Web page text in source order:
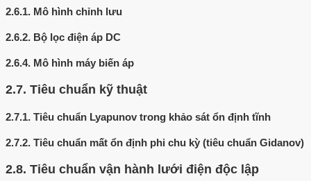
2.6.1. Mô hình chỉnh lưu
2.6.2. Bộ lọc điện áp DC
2.6.4. Mô hình máy biến áp
2.7. Tiêu chuẩn kỹ thuật
2.7.1. Tiêu chuẩn Lyapunov trong khảo sát ổn định tĩnh
2.7.2. Tiêu chuẩn mất ổn định phi chu kỳ (tiêu chuẩn Gidanov)
2.8. Tiêu chuẩn vận hành lưới điện độc lập